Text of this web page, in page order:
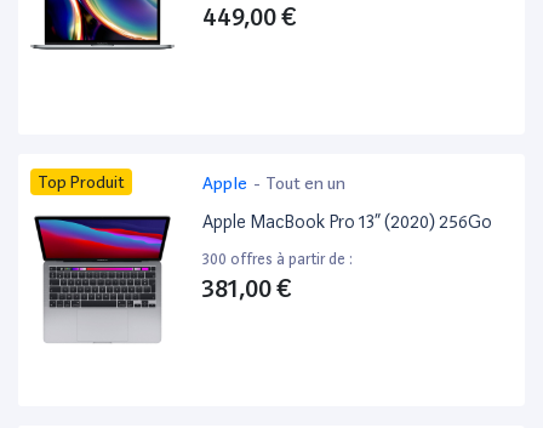
449,00 €
Top Produit Apple - Tout en un
Apple MacBook Pro 13” (2020) 256Go
300 offres à partir de :
381,00 €